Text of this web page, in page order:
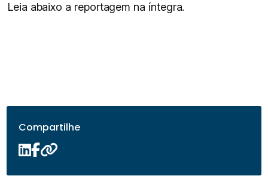
Leia abaixo a reportagem na íntegra.
Compartilhe